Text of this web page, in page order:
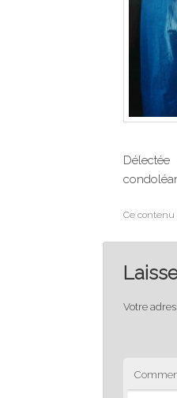
Ce
Votre